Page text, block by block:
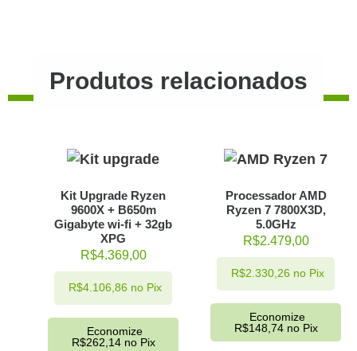
Produtos relacionados
Kit Upgrade Ryzen
9600X + B650m
Gigabyte wi-fi + 32gb
XPG
R$4.369,00
R$4.106,86 no Pix
Economize
R$262,14no Pix
Processador AMD
Ryzen 7 7800X3D,
5.0GHz
R$2.479,00
R$2.330,26 no Pix
Economize
R$148,74no Pix